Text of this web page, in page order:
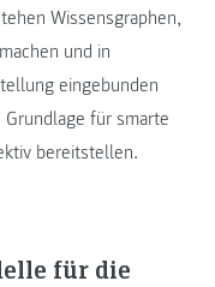
Wissensgraphen,
und in
eingebunden
für smarte
bereitstellen.
für die